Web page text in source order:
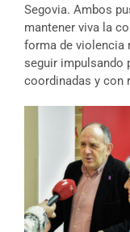
Segovia. Ambos
mantener viva la
forma de violencia
seguir impulsando
coordinadas y con